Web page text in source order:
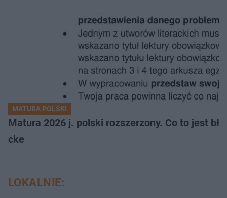
MATURA POLSKI
Matura 2026 j. polski rozszerzony. Co to jest
cke
LOKALNIE: